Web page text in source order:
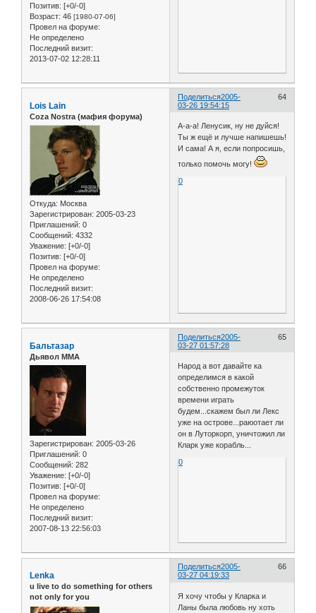
Позитив: [+0/-0]
Возраст: 46 [1980-07-06]
Провел на форуме:
Не определено
Последний визит:
2013-07-02 12:28:11
Поделиться 64
2005-
03-26 19:54:15
Lois Lain
Coza Nostra (мафия форума)
Откуда: Москва
Зарегистрирован: 2005-03-23
Приглашений: 0
Сообщений: 4332
Уважение: [+0/-0]
Позитив: [+0/-0]
Провел на форуме:
Не определено
Последний визит:
2008-06-26 17:54:08
А-а-а! Ленусик, ну не дуйся!
Ты ж ещё и лучше напишешь!
И сама! А я, если попросишь,
только помочь могу!
0
Поделиться 65
2005-
03-27 01:57:28
Бальтазар
Дьявол ММА
Зарегистрирован: 2005-03-26
Приглашений: 0
Сообщений: 282
Уважение: [+0/-0]
Позитив: [+0/-0]
Провел на форуме:
Не определено
Последний визит:
2007-08-13 22:56:03
Народ а вот давайте ка
определимся в какой
собственно промежуток
времени играть
будем...скажем был ли Лекс
уже на острове...раюотает ли
он в Луторкорп, уничтожил ли
Кларк уже корабль...
0
Поделиться 66
2005-
03-27 04:19:33
Lenka
u live to do something for others
not only for you
Я хочу чтобы у Кларка и
Ланы была любовь ну хоть